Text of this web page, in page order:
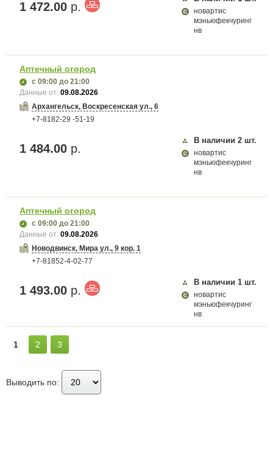
1 472.00 р.
новартис
мэньюфекчуринг
нв
Аптечный огород
с 09:00 до 21:00
Данные от:09.08.2026
Архангельск, Воскресенская ул., 6
+7-8182-29 -51-19
1 484.00 р.
В наличии 2 шт.
новартис
мэньюфекчуринг
нв
Аптечный огород
с 09:00 до 21:00
Данные от:09.08.2026
Новодвинск, Мира ул., 9 кор. 1
+7-81852-4-02-77
1 493.00 р.
В наличии 1 шт.
новартис
мэньюфекчуринг
нв
1 2 3
Выводить по: